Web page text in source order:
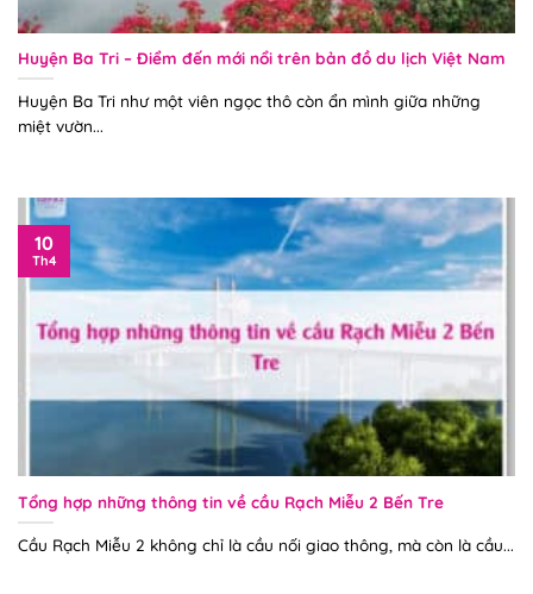
Huyện Ba Tri – Điểm đến mới nổi trên bản đồ du lịch Việt Nam
Huyện Ba Tri như một viên ngọc thô còn ẩn mình giữa những
miệt vườn...
Tổng hợp những thông tin về cầu Rạch Miễu 2 Bến Tre
Cầu Rạch Miễu 2 không chỉ là cầu nối giao thông, mà còn là cầu...
10
Th4